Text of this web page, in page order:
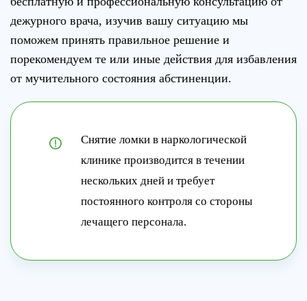
дежурного врача, изучив вашу ситуацию мы
поможем принять правильное решение и
порекомендуем те или иные действия для избавления
от мучительного состояния абстиненции.
Снятие ломки в наркологической
клинике производится в течении
нескольких дней и требует
постоянного контроля со стороны
лечащего персонала.